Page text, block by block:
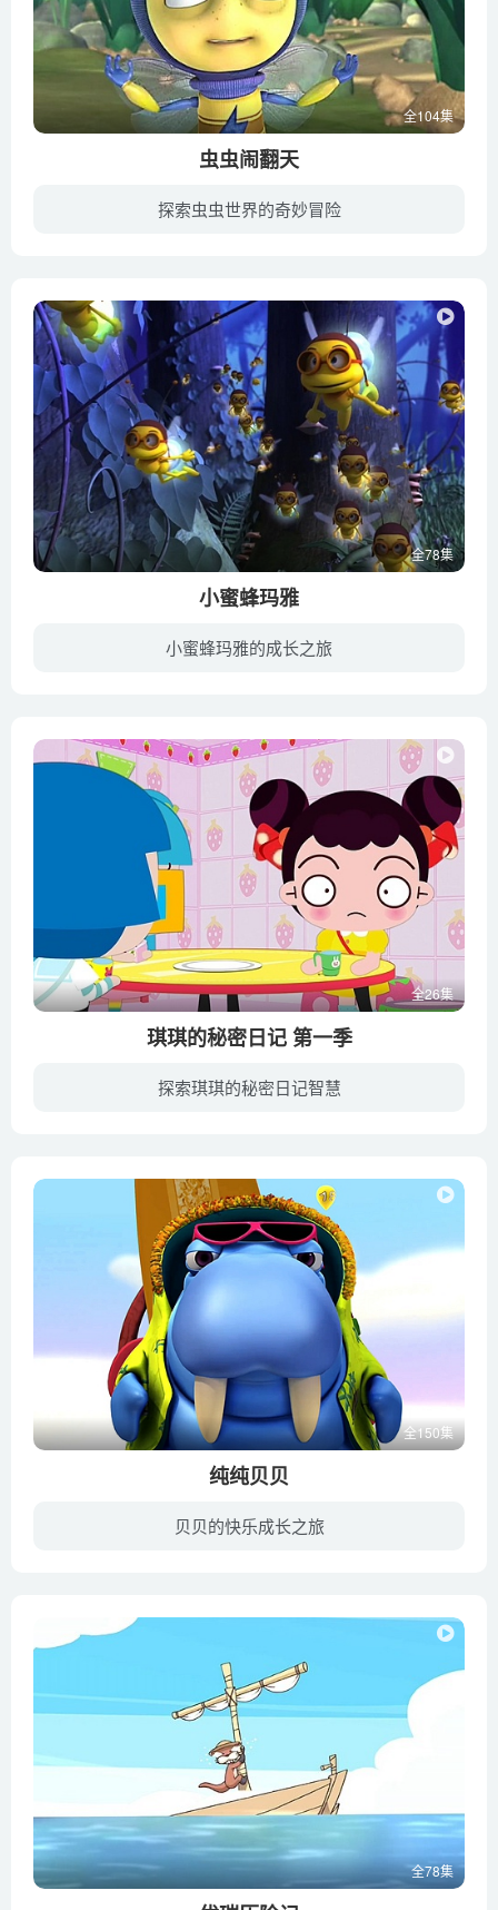
全104集
虫虫闹翻天
探索虫虫世界的奇妙冒险
全78集
小蜜蜂玛雅
小蜜蜂玛雅的成长之旅
全26集
琪琪的秘密日记 第一季
探索琪琪的秘密日记智慧
全150集
纯纯贝贝
贝贝的快乐成长之旅
全78集